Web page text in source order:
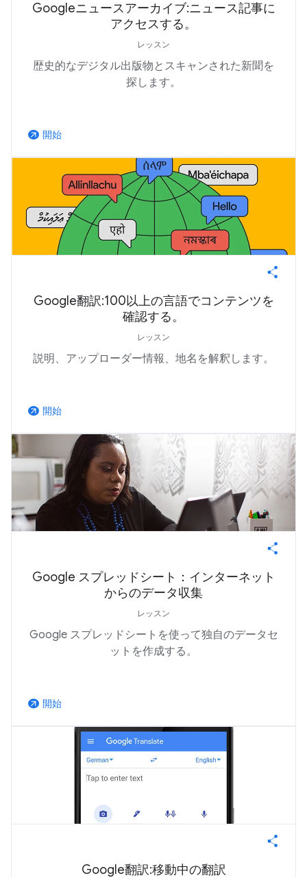
Googleニュースアーカイブ:ニュース記事に
アクセスする。
レッスン
歴史的なデジタル出版物とスキャンされた新聞を
探します。
arrow_outward 開始
Google翻訳:100以上の言語でコンテンツを
確認する。
レッスン
説明、アップローダー情報、地名を解釈します。
arrow_outward 開始
Google スプレッドシート：インターネット
からのデータ収集
レッスン
Google スプレッドシートを使って独自のデータセ
ットを作成する。
arrow_outward 開始
Google翻訳:移動中の翻訳